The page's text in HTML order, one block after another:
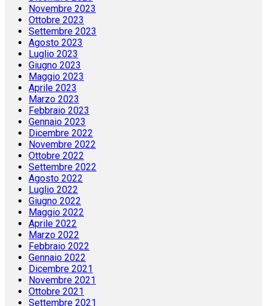
Novembre 2023
Ottobre 2023
Settembre 2023
Agosto 2023
Luglio 2023
Giugno 2023
Maggio 2023
Aprile 2023
Marzo 2023
Febbraio 2023
Gennaio 2023
Dicembre 2022
Novembre 2022
Ottobre 2022
Settembre 2022
Agosto 2022
Luglio 2022
Giugno 2022
Maggio 2022
Aprile 2022
Marzo 2022
Febbraio 2022
Gennaio 2022
Dicembre 2021
Novembre 2021
Ottobre 2021
Settembre 2021